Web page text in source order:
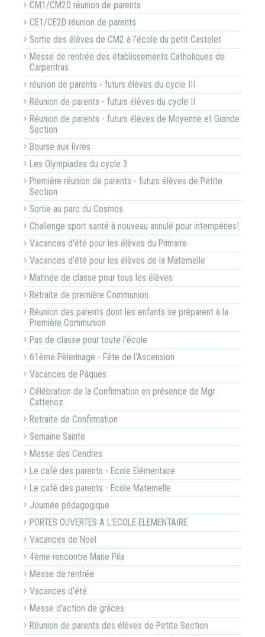
CM1/CM2D réunion de parents
CE1/CE2D réunion de parents
Sortie des élèves de CM2 à l'école du petit Castelet
Messe de rentrée des établissements Catholiques de
Carpentras
réunion de parents - futurs élèves du cycle III
Réunion de parents - futurs élèves du cycle II
Réunion de parents - futurs élèves de Moyenne et Grande
Section
Bourse aux livres
Les Olympiades du cycle 3
Première réunion de parents - futurs élèves de Petite
Section
Sortie au parc du Cosmos
Challenge sport santé à nouveau annulé pour intempéries!
Vacances d'été pour les élèves du Primaire
Vacances d'été pour les élèves de la Maternelle
Matinée de classe pour tous les élèves
Retraite de première Communion
Réunion des parents dont les enfants se préparent à la
Première Communion
Pas de classe pour toute l'école
61ème Pèlerinage - Fête de l'Ascension
Vacances de Pâques
Célébration de la Confirmation en présence de Mgr
Cattenoz
Retraite de Confirmation
Semaine Sainte
Messe des Cendres
Le café des parents - Ecole Elémentaire
Le café des parents - Ecole Maternelle
Journée pédagogique
PORTES OUVERTES A L'ECOLE ELEMENTAIRE
Vacances de Noël
4ème rencontre Marie Pila
Messe de rentrée
Vacances d'été
Messe d'action de grâces
Réunion de parents des élèves de Petite Section